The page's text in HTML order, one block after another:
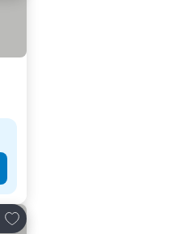
Føj til favoritter